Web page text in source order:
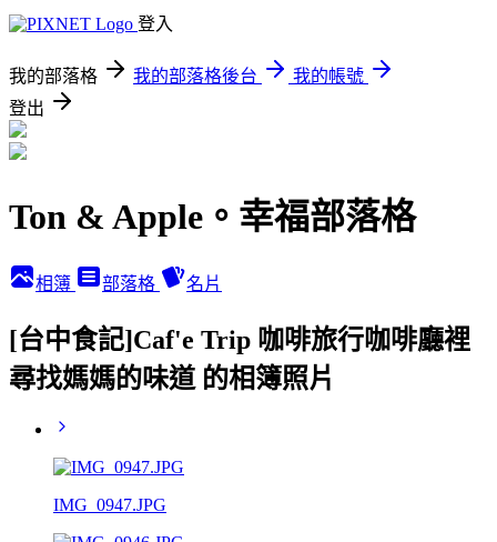
登入
我的部落格 我的部落格後台
我的帳號
登出
Ton & Apple。幸福部落格
相簿 部落格 名片
[台中食記]Caf'e Trip 咖啡旅行咖啡廳裡
尋找媽媽的味道 的相簿照片
IMG_0947.JPG